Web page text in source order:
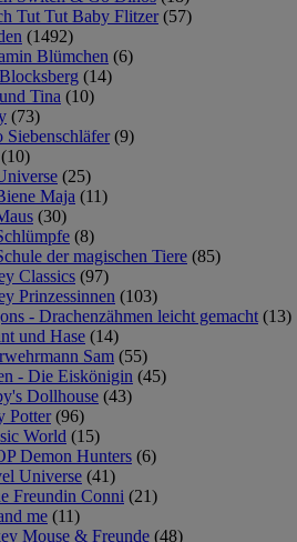
Tut Tut Baby Flitzer (57)
(1492)
Blümchen (6)
(14)
Tina (10)
(73)
Siebenschläfer (9)
(10)
(25)
Maja (11)
(30)
(8)
der magischen Tiere (85)
Classics (97)
Prinzessinnen (103)
- Drachenzähmen leicht gemacht (13)
und Hase (14)
Sam (55)
- Die Eiskönigin (45)
Dollhouse (43)
Potter (96)
World (15)
Demon Hunters (6)
Universe (41)
Freundin Conni (21)
me (11)
Mouse & Freunde (48)